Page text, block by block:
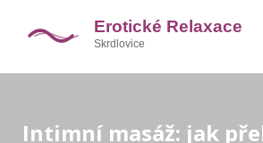
Intimní masáž: jak